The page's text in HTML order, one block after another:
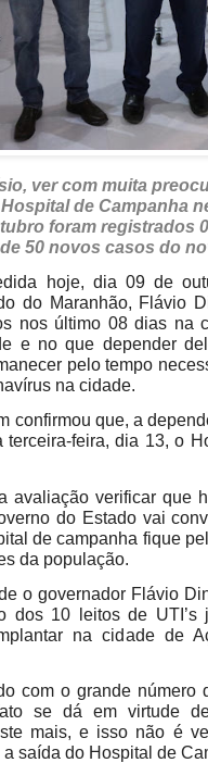
ver com muita
de Campanha
foram registrados
50 novos casos do
hoje, dia 09 de
do Maranhão, Flávio
nos último 08 dias na
e no que depender
pelo tempo
na cidade.
confirmou que, a
terceira-feira, dia 13, o
avaliação verificar que
do Estado vai
de campanha fique
da população.
o governador Flávio
dos 10 leitos de UTI’s
na cidade de
com o grande
se dá em virtude
mais, e isso não é
a saída do Hospital de